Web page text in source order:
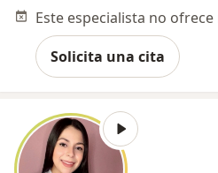
Solicita una cita